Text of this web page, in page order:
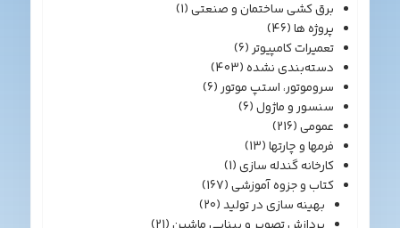
برق کشی ساختمان و صنعتی(1)
پروژه ها(46)
تعمیرات کامپیوتر(6)
دسته‌بندی نشده(403)
سروموتور، استپ موتور(6)
سنسور و ماژول(6)
عمومی(216)
فرمها و چارتها(13)
کارخانه گندله سازی(1)
کتاب و جزوه آموزشی(167)
بهینه سازی در تولید(20)